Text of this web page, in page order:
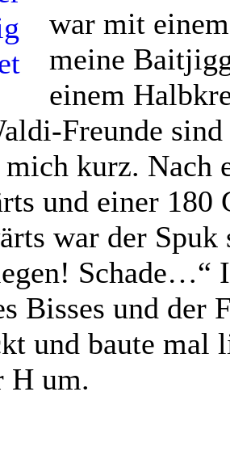
war mit
meine
einem
Freunde
kurz. Nach
und einer 180
war der
Schade…“
Bisses und der
und baute mal
H um.